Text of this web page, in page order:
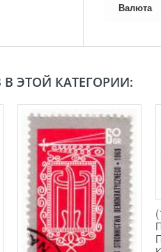
Валюта
В ЭТОЙ КАТЕГОРИИ: